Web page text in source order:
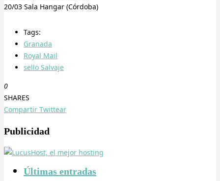
20/03 Sala Hangar (Córdoba)
Tags:
Granada
Royal Mail
sello Salvaje
0
SHARES
Compartir Twittear
Publicidad
Últimas entradas